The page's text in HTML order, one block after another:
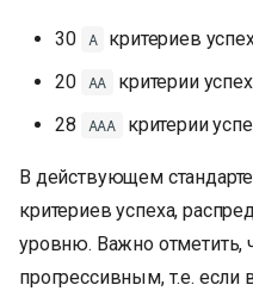
30 A критериев
20 АА
критерии
28
ААА критерии
В действующем стандарте
критериев успеха,
уровню. Важно отметить,
прогрессивным, т.е.